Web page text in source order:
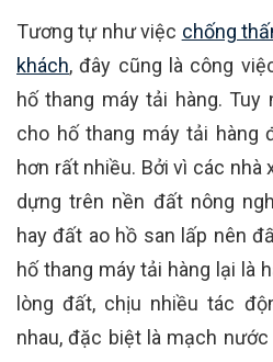
Tương tự như việc chống
khách, đây cũng là công
hố thang máy tải hàng.
cho hố thang máy tải hàng
hơn rất nhiều. Bởi vì các
dựng trên nền đất nông
hay đất ao hồ san lấp nên
hố thang máy tải hàng lại là
lòng đất, chịu nhiều tác
nhau, đặc biệt là mạch